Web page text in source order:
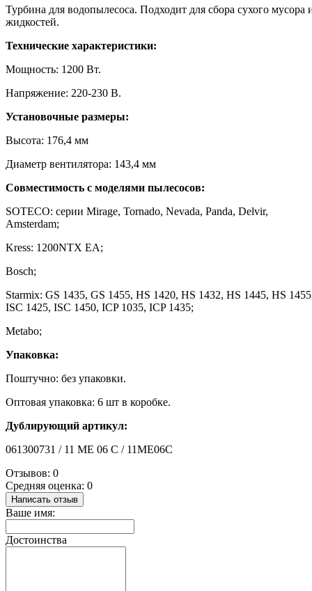
Турбина для водопылесоса. Подходит для сбора сухого мусора
жидкостей.
Технические характеристики:
Мощность: 1200 Вт.
Напряжение: 220-230 В.
Установочные размеры:
Высота: 176,4 мм
Диаметр вентилятора: 143,4 мм
Совместимость с моделями пылесосов:
SOTECO: серии Mirage, Tornado, Nevada, Panda, Delvir,
Amsterdam;
Kress: 1200NTX EA;
Bosch;
Starmix: GS 1435, GS 1455, HS 1420, HS 1432, HS 1445, HS
ISC 1425, ISC 1450, ICP 1035, ICP 1435;
Metabo;
Упаковка:
Поштучно: без упаковки.
Оптовая упаковка: 6 шт в коробке.
Дублирующий артикул:
061300731 / 11 ME 06 C / 11ME06C
Отзывов: 0
Средняя оценка: 0
Написать отзыв
Ваше имя:
Достоинства